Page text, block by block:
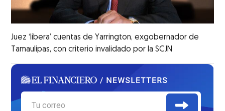
Juez ‘libera’ cuentas de Yarrington, exgobernador de
Tamaulipas, con criterio invalidado por la SCJN